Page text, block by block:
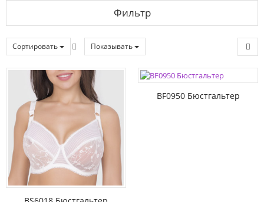
Фильтр
Сортировать Показывать
BF0950 Бюстгальтер